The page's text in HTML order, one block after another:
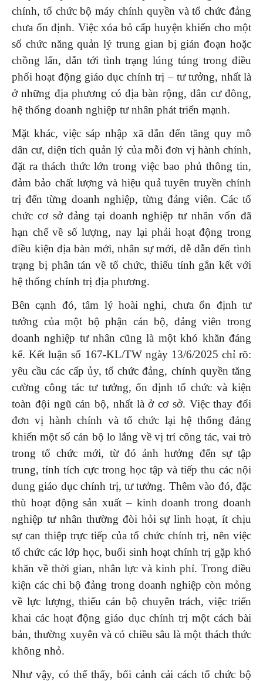
chính, tổ chức bộ máy chính quyền và tổ chức đảng
chưa ổn định. Việc xóa bỏ cấp huyện khiến cho một
số chức năng quản lý trung gian bị gián đoạn hoặc
chồng lấn, dẫn tới tình trạng lúng túng trong điều
phối hoạt động giáo dục chính trị – tư tưởng, nhất là
ở những địa phương có địa bàn rộng, dân cư đông,
hệ thống doanh nghiệp tư nhân phát triển mạnh.
Mặt khác, việc sáp nhập xã dẫn đến tăng quy mô
dân cư, diện tích quản lý của mỗi đơn vị hành chính,
đặt ra thách thức lớn trong việc bao phủ thông tin,
đảm bảo chất lượng và hiệu quả tuyên truyền chính
trị đến từng doanh nghiệp, từng đảng viên. Các tổ
chức cơ sở đảng tại doanh nghiệp tư nhân vốn đã
hạn chế về số lượng, nay lại phải hoạt động trong
điều kiện địa bàn mới, nhân sự mới, dễ dẫn đến tình
trạng bị phân tán về tổ chức, thiếu tính gắn kết với
hệ thống chính trị địa phương.
Bên cạnh đó, tâm lý hoài nghi, chưa ổn định tư
tưởng của một bộ phận cán bộ, đảng viên trong
doanh nghiệp tư nhân cũng là một khó khăn đáng
kể. Kết luận số 167-KL/TW ngày 13/6/2025 chỉ rõ:
yêu cầu các cấp ủy, tổ chức đảng, chính quyền tăng
cường công tác tư tưởng, ổn định tổ chức và kiện
toàn đội ngũ cán bộ, nhất là ở cơ sở. Việc thay đổi
đơn vị hành chính và tổ chức lại hệ thống đảng
khiến một số cán bộ lo lắng về vị trí công tác, vai trò
trong tổ chức mới, từ đó ảnh hưởng đến sự tập
trung, tính tích cực trong học tập và tiếp thu các nội
dung giáo dục chính trị, tư tưởng. Thêm vào đó, đặc
thù hoạt động sản xuất – kinh doanh trong doanh
nghiệp tư nhân thường đòi hỏi sự linh hoạt, ít chịu
sự can thiệp trực tiếp của tổ chức chính trị, nên việc
tổ chức các lớp học, buổi sinh hoạt chính trị gặp khó
khăn về thời gian, nhân lực và kinh phí. Trong điều
kiện các chi bộ đảng trong doanh nghiệp còn mỏng
về lực lượng, thiếu cán bộ chuyên trách, việc triển
khai các hoạt động giáo dục chính trị một cách bài
bản, thường xuyên và có chiều sâu là một thách thức
không nhỏ.
Như vậy, có thể thấy, bối cảnh cải cách tổ chức bộ